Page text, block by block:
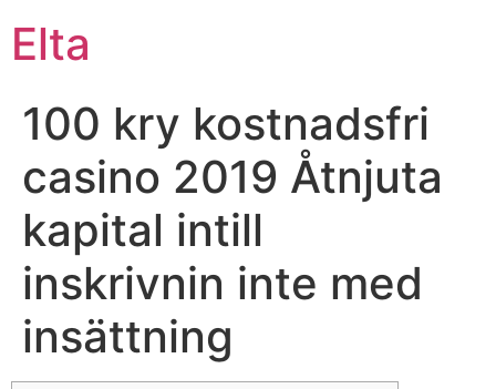
Elta
100 kry kostnadsfri
casino 2019 Åtnjuta
kapital intill
inskrivnin inte med
insättning